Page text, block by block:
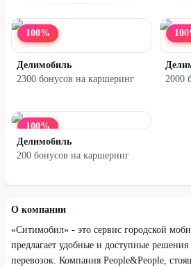
100%
Делимобиль
2300 бонусов на каршеринг
100
2000
100%
Делимобиль
200 бонусов на каршеринг
О компании
«Ситимобил» - это сервис городской
предлагает удобные и доступные
перевозок. Компания People&People,